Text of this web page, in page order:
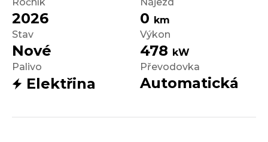
Ročník
2026
Nájezd
0 km
Stav
Nové
Výkon
478 kW
Palivo
Elektřina
Převodovka
Automatická